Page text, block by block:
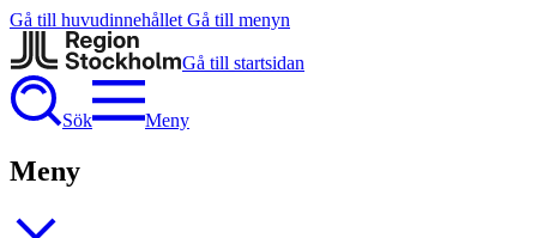
Gå till huvudinnehållet Gå till menyn
Gå till startsidan
Sök Meny
Meny